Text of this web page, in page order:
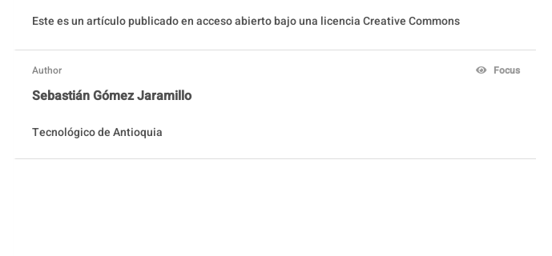
Este es un artículo publicado en acceso abierto bajo una licencia Creative Commons
Author Focus
Sebastián Gómez Jaramillo
Tecnológico de Antioquia